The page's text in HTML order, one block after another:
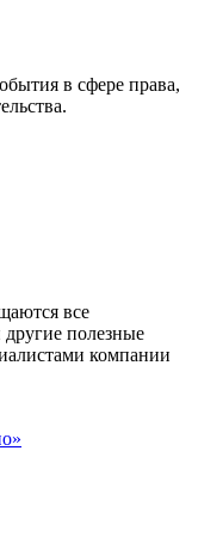
в сфере права,
все
полезные
компании